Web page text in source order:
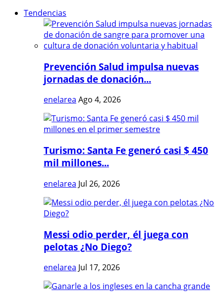
Tendencias
Prevención Salud impulsa nuevas
jornadas de donación...
enelarea Ago 4, 2026
Turismo: Santa Fe generó casi $ 450
mil millones...
enelarea Jul 26, 2026
Messi odio perder, él juega con
pelotas ¿No Diego?
enelarea Jul 17, 2026